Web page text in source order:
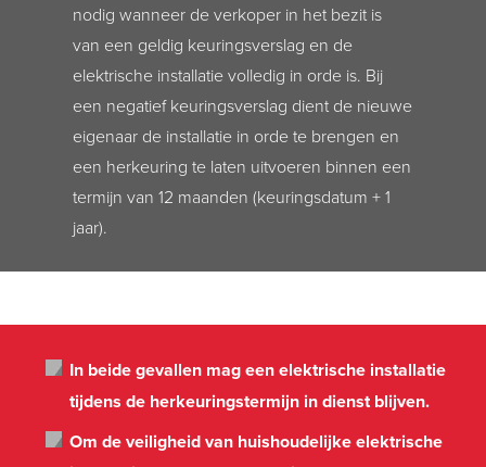
nodig wanneer de verkoper in het bezit is
van een geldig keuringsverslag en de
elektrische installatie volledig in orde is. Bij
een negatief keuringsverslag dient de nieuwe
eigenaar de installatie in orde te brengen en
een herkeuring te laten uitvoeren binnen een
termijn van 12 maanden (keuringsdatum + 1
jaar).
In beide gevallen mag een elektrische installatie
tijdens de herkeuringstermijn in dienst blijven.
Om de veiligheid van huishoudelijke elektrische